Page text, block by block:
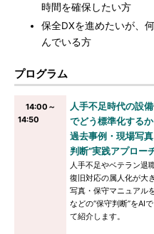
時間を確保したい方
保全DXを進めたいが、
んでいる方
プログラム
14:00～
14:50
人手不足時代の設
でどう標準化するか
過去事例・現場写
判断”実践アプロー
人手不足やベテラン退
復旧対応の属人化が大
写真・保守マニュアル
などの“保守判断”をAI
て紹介します。